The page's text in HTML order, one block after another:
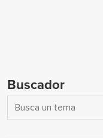
Buscador